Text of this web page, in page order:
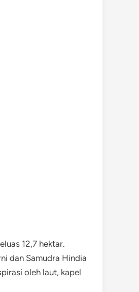
12,7 hektar.
dan Samudra Hindia
oleh laut, kapel